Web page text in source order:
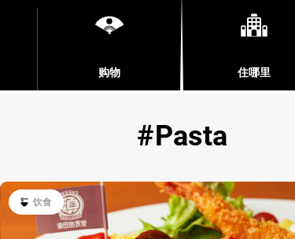
购物 住哪里
Pasta
饮食